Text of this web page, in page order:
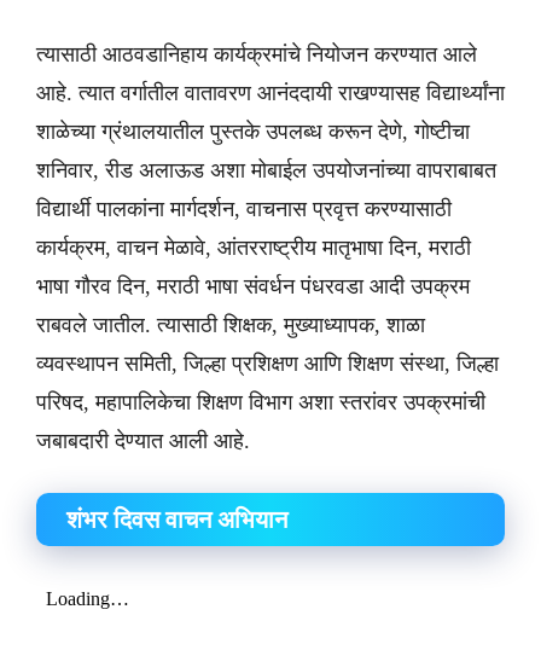
त्यासाठी आठवडानिहाय कार्यक्रमांचे नियोजन करण्यात आले
आहे. त्यात वर्गातील वातावरण आनंददायी राखण्यासह विद्यार्थ्यांना
शाळेच्या ग्रंथालयातील पुस्तके उपलब्ध करून देणे, गोष्टीचा
शनिवार, रीड अलाऊड अशा मोबाईल उपयोजनांच्या वापराबाबत
विद्यार्थी पालकांना मार्गदर्शन, वाचनास प्रवृत्त करण्यासाठी
कार्यक्रम, वाचन मेळावे, आंतरराष्ट्रीय मातृभाषा दिन, मराठी
भाषा गौरव दिन, मराठी भाषा संवर्धन पंधरवडा आदी उपक्रम
राबवले जातील. त्यासाठी शिक्षक, मुख्याध्यापक, शाळा
व्यवस्थापन समिती, जिल्हा प्रशिक्षण आणि शिक्षण संस्था, जिल्हा
परिषद, महापालिकेचा शिक्षण विभाग अशा स्तरांवर उपक्रमांची
जबाबदारी देण्यात आली आहे.
शंभर दिवस वाचन अभियान